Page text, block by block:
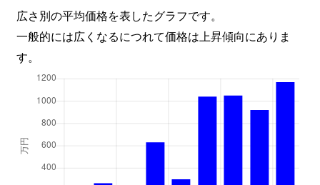
広さ別の平均価格を表したグラフです。
一般的には広くなるにつれて価格は上昇傾向にありま
す。